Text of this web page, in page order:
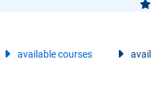
available courses